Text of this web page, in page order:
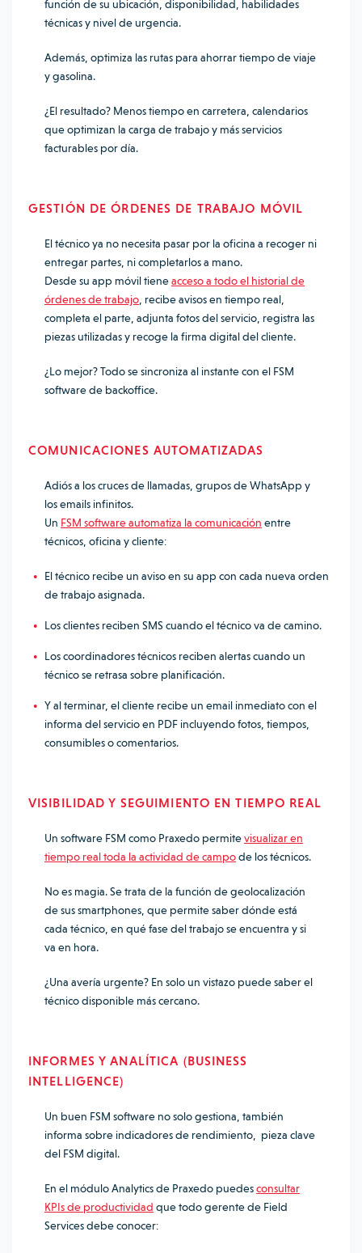
función de su ubicación, disponibilidad, habilidades
técnicas y nivel de urgencia.
Además, optimiza las rutas para ahorrar tiempo de viaje
y gasolina.
¿El resultado? Menos tiempo en carretera, calendarios
que optimizan la carga de trabajo y más servicios
facturables por día.
GESTIÓN DE ÓRDENES DE TRABAJO MÓVIL
El técnico ya no necesita pasar por la oficina a recoger ni
entregar partes, ni completarlos a mano.
Desde su app móvil tieneacceso a todo el historial de
órdenes de trabajo , recibe avisos en tiempo real,
completa el parte, adjunta fotos del servicio, registra las
piezas utilizadas y recoge la firma digital del cliente.
¿Lo mejor? Todo se sincroniza al instante con el FSM
software de backoffice.
COMUNICACIONES AUTOMATIZADAS
Adiós a los cruces de llamadas, grupos de WhatsApp y
los emails infinitos.
Un FSM software automatiza la comunicación entre
técnicos, oficina y cliente:
El técnico recibe un aviso en su app con cada nueva orden
de trabajo asignada.
Los clientes reciben SMS cuando el técnico va de camino.
Los coordinadores técnicos reciben alertas cuando un
técnico se retrasa sobre planificación.
Y al terminar, el cliente recibe un email inmediato con el
informa del servicio en PDF incluyendo fotos, tiempos,
consumibles o comentarios.
VISIBILIDAD Y SEGUIMIENTO EN TIEMPO REAL
Un software FSM como Praxedo permitevisualizar en
tiempo real toda la actividad de campode los técnicos.
No es magia. Se trata de la función de geolocalización
de sus smartphones, que permite saber dónde está
cada técnico, en qué fase del trabajo se encuentra y si
va en hora.
¿Una avería urgente? En solo un vistazo puede saber el
técnico disponible más cercano.
INFORMES Y ANALÍTICA (BUSINESS
INTELLIGENCE)
Un buen FSM software no solo gestiona, también
informa sobre indicadores de rendimiento, pieza clave
del FSM digital.
En el módulo Analytics de Praxedo puedesconsultar
KPIs de productividad que todo gerente de Field
Services debe conocer: